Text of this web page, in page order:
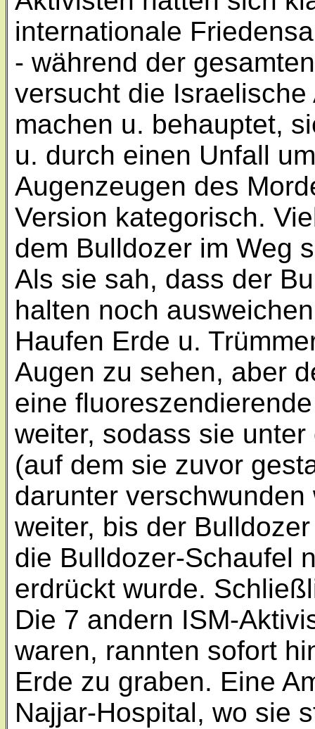
internationale
- während der
versucht die
machen u. behauptet,
u. durch einen Unfall
Augenzeugen des
Version kategorisch.
dem Bulldozer im Weg
Als sie sah, dass der
halten noch
Haufen Erde u.
Augen zu sehen, aber
eine
weiter, sodass sie
(auf dem sie zuvor
darunter
weiter, bis der
die Bulldozer-Schaufel
erdrückt wurde.
Die 7 andern ISM-
waren, rannten sofort
Erde zu graben. Eine
Najjar-Hospital, wo sie